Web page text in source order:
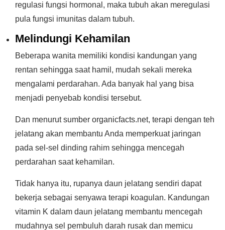
regulasi fungsi hormonal, maka tubuh akan meregulasi
pula fungsi imunitas dalam tubuh.
Melindungi Kehamilan
Beberapa wanita memiliki kondisi kandungan yang
rentan sehingga saat hamil, mudah sekali mereka
mengalami perdarahan. Ada banyak hal yang bisa
menjadi penyebab kondisi tersebut.
Dan menurut sumber organicfacts.net, terapi dengan teh
jelatang akan membantu Anda memperkuat jaringan
pada sel-sel dinding rahim sehingga mencegah
perdarahan saat kehamilan.
Tidak hanya itu, rupanya daun jelatang sendiri dapat
bekerja sebagai senyawa terapi koagulan. Kandungan
vitamin K dalam daun jelatang membantu mencegah
mudahnya sel pembuluh darah rusak dan memicu